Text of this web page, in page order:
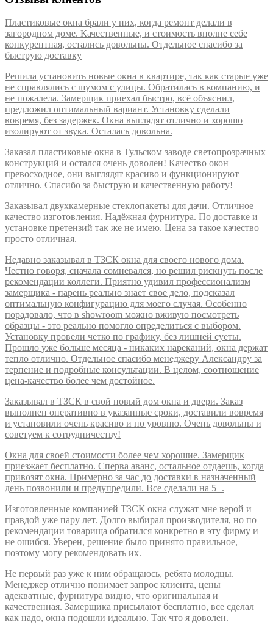
Пластиковые окна брали у них, когда ремонт делали в
загородном доме. Качественные, и стоимость вполне себе
конкурентная, остались довольны. Отдельное спасибо за
быструю доставку
Решила установить новые окна в квартире, так как старые уже
не справлялись с шумом с улицы. Обратилась в компанию, и
не пожалела. Замерщик приехал быстро, всё объяснил,
предложил оптимальный вариант. Установку сделали
вовремя, без задержек. Окна выглядят отлично и хорошо
изолируют от звука. Осталась довольна.
Заказал пластиковые окна в Тульском заводе светопрозрачных
конструкций и остался очень доволен! Качество окон
превосходное, они выглядят красиво и функционируют
отлично. Спасибо за быструю и качественную работу!
Заказывал двухкамерные стеклопакеты для дачи. Отличное
качество изготовления. Надёжная фурнитура. По доставке и
установке претензий так же не имею. Цена за такое качество
просто отличная.
Недавно заказывал в ТЗСК окна для своего нового дома.
Честно говоря, сначала сомневался, но решил рискнуть после
рекомендации коллеги. Приятно удивил профессионализм
замерщика - парень реально знает свое дело, подсказал
оптимальную конфигурацию для моего случая. Особенно
порадовало, что в showroom можно вживую посмотреть
образцы - это реально помогло определиться с выбором.
Установку провели четко по графику, без лишней суеты.
Прошло уже больше месяца - никаких нареканий, окна держат
тепло отлично. Отдельное спасибо менеджеру Александру за
терпение и подробные консультации. В целом, соотношение
цена-качество более чем достойное.
Заказывал в ТЗСК в свой новый дом окна и двери. Заказ
выполнен оперативно в указанные сроки, доставили вовремя
и установили очень красиво и по уровню. Очень довольны и
советуем к сотрудничеству!
Окна для своей стоимости более чем хорошие. Замерщик
приезжает бесплатно. Сперва аванс, остальное отдаешь, когда
привозят окна. Примерно за час до доставки в назначенный
день позвонили и предупредили. Все сделали на 5+.
Изготовленные компанией ТЗСК окна служат мне верой и
правдой уже пару лет. Долго выбирал производителя, но по
рекомендации товарища обратился конкретно в эту фирму и
не ошибся. Уверен, решение было принято правильное,
поэтому могу рекомендовать их.
Не первый раз уже к ним обращаюсь, ребята молодцы.
Менеджер отлично понимает запрос клиента, цены
адекватные, фурнитура видно, что оригинальная и
качественная. Замерщика присылают бесплатно, все сделал
как надо, окна подошли идеально. Так что я доволен.